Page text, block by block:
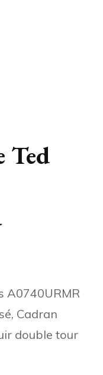
Ted
A0740URMR
Cadran
double tour